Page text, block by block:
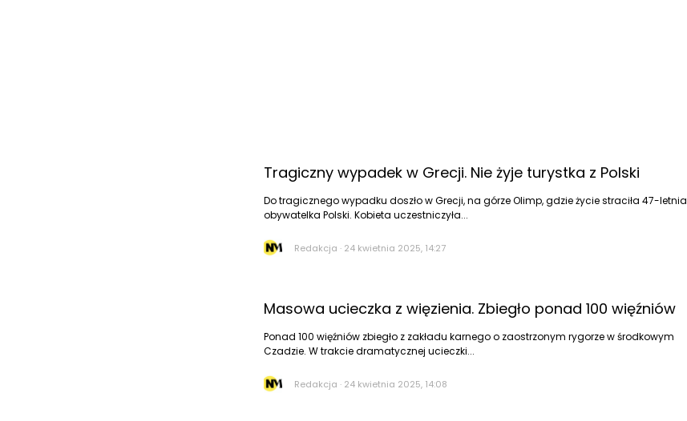
Tragiczny wypadek w Grecji. Nie żyje turystka z Polski
Do tragicznego wypadku doszło w Grecji, na górze Olimp, gdzie życie straciła 47-letnia
obywatelka Polski. Kobieta uczestniczyła...
Redakcja · 24 kwietnia 2025, 14:27
Masowa ucieczka z więzienia. Zbiegło ponad 100 więźniów
Ponad 100 więźniów zbiegło z zakładu karnego o zaostrzonym rygorze w środkowym
Czadzie. W trakcie dramatycznej ucieczki...
Redakcja · 24 kwietnia 2025, 14:08